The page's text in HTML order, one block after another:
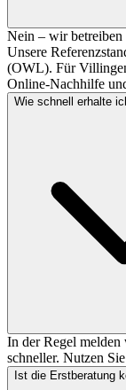
Nein – wir
Unsere
(OWL). Für
Online-Nachhilfe
Wie schnell erhalte
In der Regel melden
schneller. Nutzen
Ist die Erstberatung